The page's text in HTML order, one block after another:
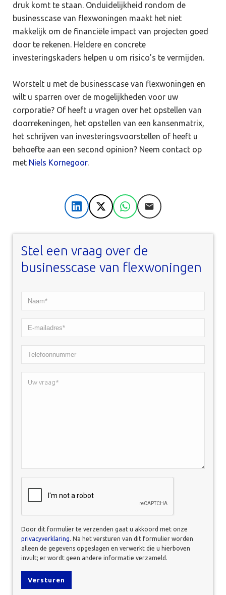
druk komt te staan. Onduidelijkheid rondom de
businesscase van flexwoningen maakt het niet
makkelijk om de financiële impact van projecten goed
door te rekenen. Heldere en concrete
investeringskaders helpen u om risico’s te vermijden.
Worstelt u met de businesscase van flexwoningen en
wilt u sparren over de mogelijkheden voor uw
corporatie? Of heeft u vragen over het opstellen van
doorrekeningen, het opstellen van een kansenmatrix,
het schrijven van investeringsvoorstellen of heeft u
behoefte aan een second opinion? Neem contact op
met Niels Kornegoor.
LinkedIn
X WhatsApp
E-mail
Stel een vraag over de
businesscase van flexwoningen
Naam*
*
E-
mailadres*
Telefoonnummer
Uw
Door dit formulier te verzenden gaat u akkoord met onze
privacyverklaring. Na het versturen van dit formulier worden
alleen de gegevens opgeslagen en verwerkt die u hierboven
invult; er wordt geen andere informatie verzameld.